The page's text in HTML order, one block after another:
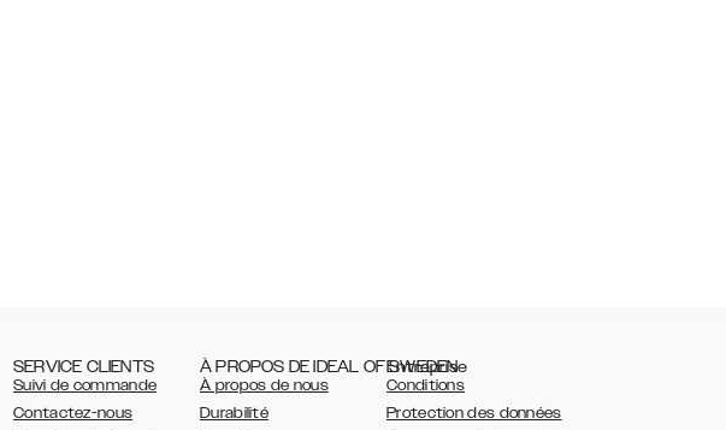
SERVICE CLIENTS
Suivi de commande
Contactez-nous
À PROPOS DE IDEAL OF SWEDEN
À propos de nous
Durabilité
Entreprise
Conditions
Protection des données